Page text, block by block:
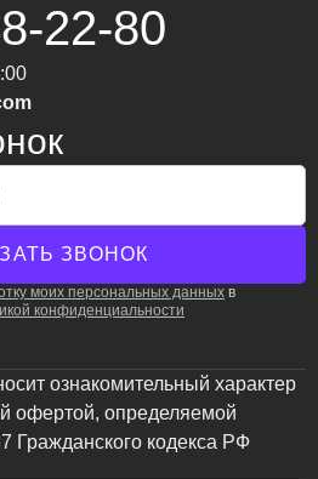
22-80
моих персональных данных в
конфиденциальности
ознакомительный характер
офертой, определяемой
Гражданского кодекса РФ